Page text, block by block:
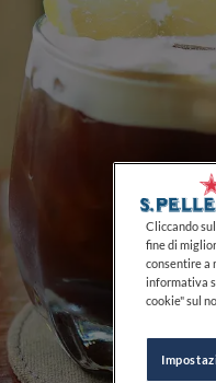
Cliccando
fine di
consentire a
informativa
cookie" sul